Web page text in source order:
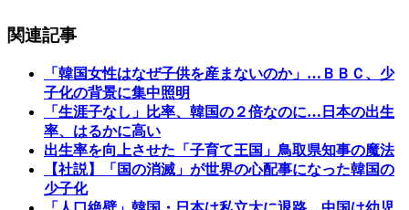
関連記事
「韓国女性はなぜ子供を産まないのか」…ＢＢＣ、少
子化の背景に集中照明
「生涯子なし」比率、韓国の２倍なのに…日本の出生
率、はるかに高い
出生率を向上させた「子育て王国」鳥取県知事の魔法
【社説】「国の消滅」が世界の心配事になった韓国の
少子化